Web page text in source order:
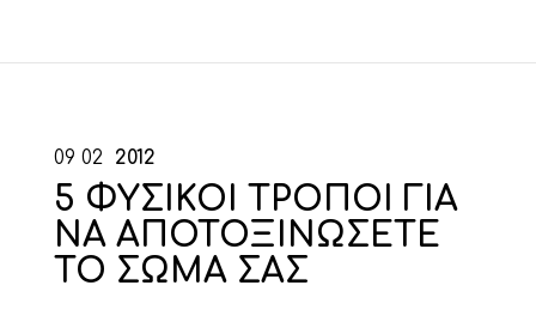
09 02 2012
5 ΦΥΣΙΚΟΙ ΤΡΟΠΟΙ ΓΙΑ
ΝΑ ΑΠΟΤΟΞΙΝΩΣΕΤΕ
ΤΟ ΣΩΜΑ ΣΑΣ